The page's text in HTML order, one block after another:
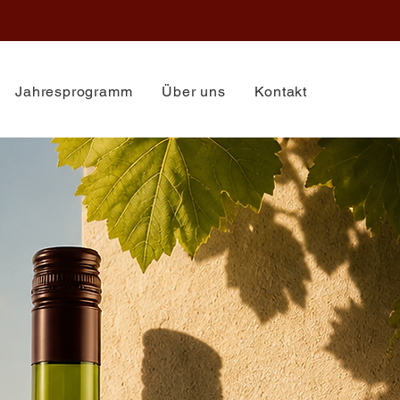
Jahresprogramm Über uns Kontakt